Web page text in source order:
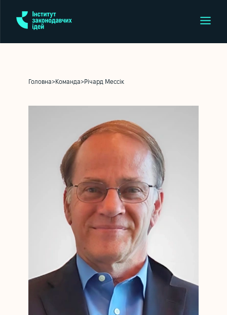
Головна>Команда>Річард Мессік